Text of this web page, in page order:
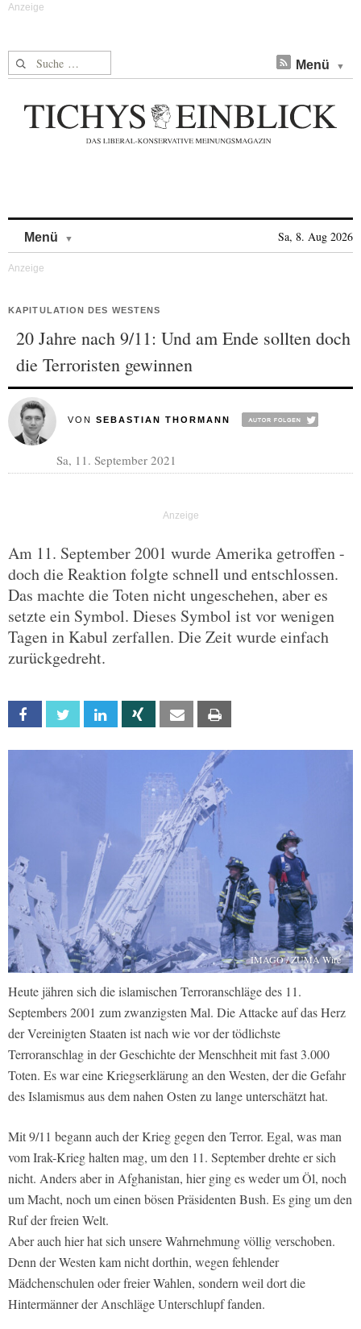
Suche nach: Menü
Menü Sa, 8. Aug 2026
KAPITULATION DES WESTENS
20 Jahre nach 9/11: Und am Ende sollten doch
die Terroristen gewinnen
VON SEBASTIAN THORMANN
Sa, 11. September 2021
Am 11. September 2001 wurde Amerika getroffen -
doch die Reaktion folgte schnell und entschlossen.
Das machte die Toten nicht ungeschehen, aber es
setzte ein Symbol. Dieses Symbol ist vor wenigen
Tagen in Kabul zerfallen. Die Zeit wurde einfach
zurückgedreht.
Facebook Twitter Linkedin Xing Email
IMAGO / ZUMA Wire
Heute jähren sich die islamischen Terroranschläge des 11.
Septembers 2001 zum zwanzigsten Mal. Die Attacke auf das Herz
der Vereinigten Staaten ist nach wie vor der tödlichste
Terroranschlag in der Geschichte der Menschheit mit fast 3.000
Toten. Es war eine Kriegserklärung an den Westen, der die Gefahr
des Islamismus aus dem nahen Osten zu lange unterschätzt hat.
Mit 9/11 begann auch der Krieg gegen den Terror. Egal, was man
vom Irak-Krieg halten mag, um den 11. September drehte er sich
nicht. Anders aber in Afghanistan, hier ging es weder um Öl, noch
um Macht, noch um einen bösen Präsidenten Bush. Es ging um den
Ruf der freien Welt.
Aber auch hier hat sich unsere Wahrnehmung völlig verschoben.
Denn der Westen kam nicht dorthin, wegen fehlender
Mädchenschulen oder freier Wahlen, sondern weil dort die
Hintermänner der Anschläge Unterschlupf fanden.